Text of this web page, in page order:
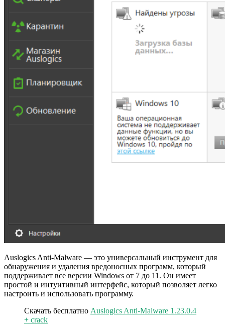
Auslogics Anti-Malware — это универсальный инструмент для
обнаружения и удаления вредоносных программ, который
поддерживает все версии Windows от 7 до 11. Он имеет
простой и интуитивный интерфейс, который позволяет легко
настроить и использовать программу.
Скачать бесплатно Auslogics Anti-Malware 1.23.0.4
+ crack